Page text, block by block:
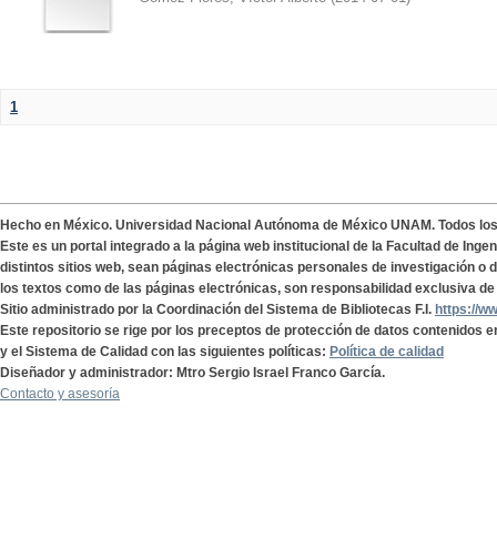
1
Hecho en México. Universidad Nacional Autónoma de México UNAM. Todos
Este es un portal integrado a la página web institucional de la Facultad de
distintos sitios web, sean páginas electrónicas personales de investigación o
los textos como de las páginas electrónicas, son responsabilidad exclusiva
Sitio administrado por la Coordinación del Sistema de Bibliotecas F.I. https://
Este repositorio se rige por los preceptos de protección de datos contenidos
y el Sistema de Calidad con las siguientes políticas: Política de calidad
Diseñador y administrador: Mtro Sergio Israel Franco García.
Contacto y asesoría